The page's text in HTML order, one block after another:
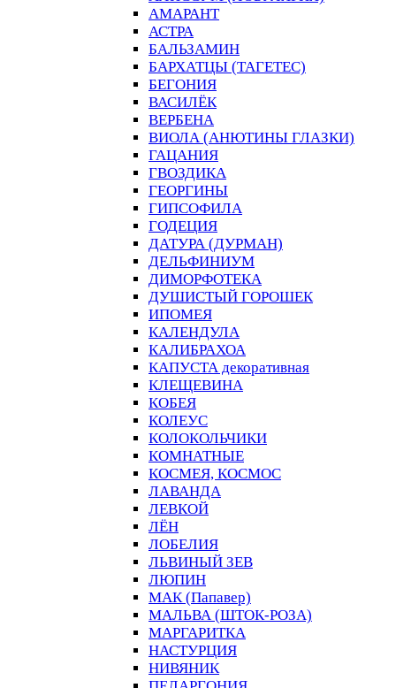
АМАРАНТ
АСТРА
БАЛЬЗАМИН
БАРХАТЦЫ (ТАГЕТЕС)
БЕГОНИЯ
ВАСИЛЁК
ВЕРБЕНА
ВИОЛА (АНЮТИНЫ ГЛАЗКИ)
ГАЦАНИЯ
ГВОЗДИКА
ГЕОРГИНЫ
ГИПСОФИЛА
ГОДЕЦИЯ
ДАТУРА (ДУРМАН)
ДЕЛЬФИНИУМ
ДИМОРФОТЕКА
ДУШИСТЫЙ ГОРОШЕК
ИПОМЕЯ
КАЛЕНДУЛА
КАЛИБРАХОА
КАПУСТА декоративная
КЛЕЩЕВИНА
КОБЕЯ
КОЛЕУС
КОЛОКОЛЬЧИКИ
КОМНАТНЫЕ
КОСМЕЯ, КОСМОС
ЛАВАНДА
ЛЕВКОЙ
ЛЁН
ЛОБЕЛИЯ
ЛЬВИНЫЙ ЗЕВ
ЛЮПИН
МАК (Папавер)
МАЛЬВА (ШТОК-РОЗА)
МАРГАРИТКА
НАСТУРЦИЯ
НИВЯНИК